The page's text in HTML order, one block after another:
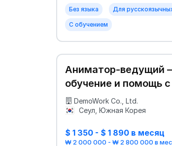
Без языка Для
С обучением
Аниматор-ведущий
обучение и помощь
DemoWork Co., Ltd.
Сеул, Южная Корея
$ 1 350 - $ 1 890 в месяц
₩ 2 000 000 - ₩ 2 800 000 в